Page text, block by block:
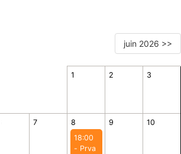
juin 2026 >>
1 2 3
7
8
18:00
- Prva
9 10